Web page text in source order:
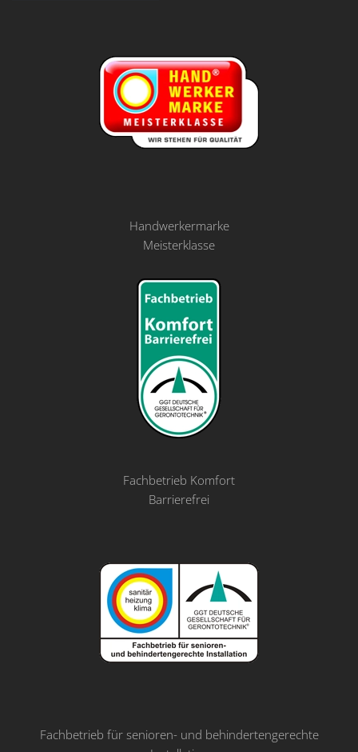
Handwerkermarke
Meisterklasse
Fachbetrieb Komfort
Barrierefrei
Fachbetrieb für senioren- und behindertengerechte